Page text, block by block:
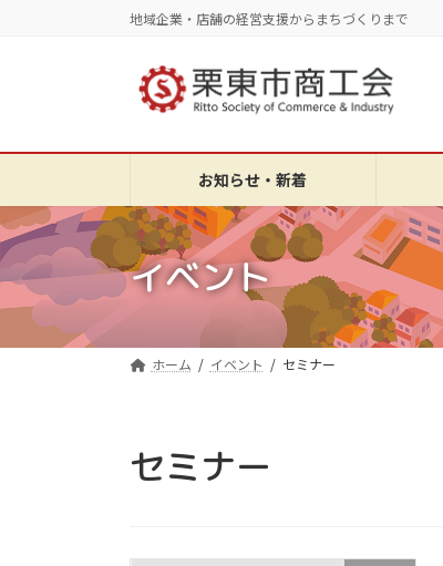
へ
ッ
プ
ョ
移
動
地域企業・店舗の経営支援からまちづくりまで
お知らせ・新着
イベント
ホーム イベント セミナー
セミナー